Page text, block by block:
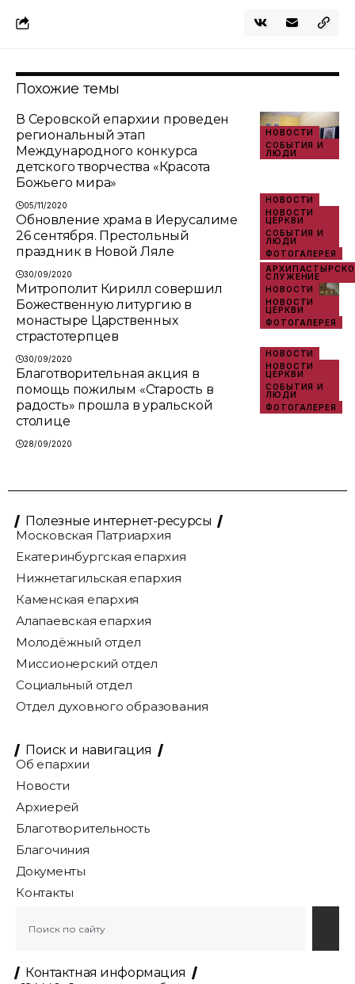
Похожие темы
НОВОСТИ
СОБЫТИЯ И
ЛЮДИ
В Серовской епархии проведен
региональный этап
Международного конкурса
детского творчества «Красота
Божьего мира»
05/11/2020
НОВОСТИ
НОВОСТИ
ЦЕРКВИ
СОБЫТИЯ И
ЛЮДИ
ФОТОГАЛЕРЕЯ
Обновление храма в Иерусалиме
26 сентября. Престольный
праздник в Новой Ляле
30/09/2020
СЛУЖЕНИЕ
НОВОСТИ
НОВОСТИ
ЦЕРКВИ
ФОТОГАЛЕРЕЯ
Митрополит Кирилл совершил
Божественную литургию в
монастыре Царственных
страстотерпцев
30/09/2020
НОВОСТИ
НОВОСТИ
ЦЕРКВИ
СОБЫТИЯ И
ЛЮДИ
ФОТОГАЛЕРЕЯ
Благотворительная акция в
помощь пожилым «Старость в
радость» прошла в уральской
столице
28/09/2020
Полезные интернет-ресурсы
Московская Патриархия
Екатеринбургская епархия
Нижнетагильская епархия
Каменская епархия
Алапаевская епархия
Молодёжный отдел
Миссионерский отдел
Социальный отдел
Отдел духовного образования
Поиск и навигация
Об епархии
Новости
Архиерей
Благотворительность
Благочиния
Документы
Контакты
Контактная информация